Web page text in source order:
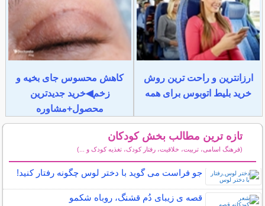
ارزانترین و راحت ترین روش
خرید بلیط اتوبوس برای همه
کاهش محسوس جای بخیه و
زخم◀خرید جدیدترین
محصول+مشاوره
تازه ترین مطالب بخش کودکان
(فرهنگ اسامی، تربیت، خلاقیت، رفتار کودک، تغذیه کودک و ...)
جو فراست می گوید با دختر لوس چگونه رفتار کنید!
قصه ی زیبای دُم قشنگ، روباه شکمو